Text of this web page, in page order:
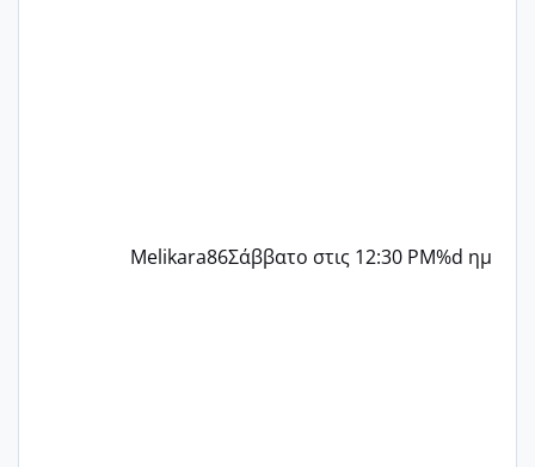
Melikara86Σάββατο στις 12:30 PM%d ημ